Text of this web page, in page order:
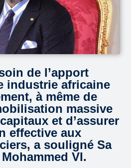
de l’apport
industrie africaine
à même de
massive
et d’assurer
effective aux
a souligné Sa
VI.